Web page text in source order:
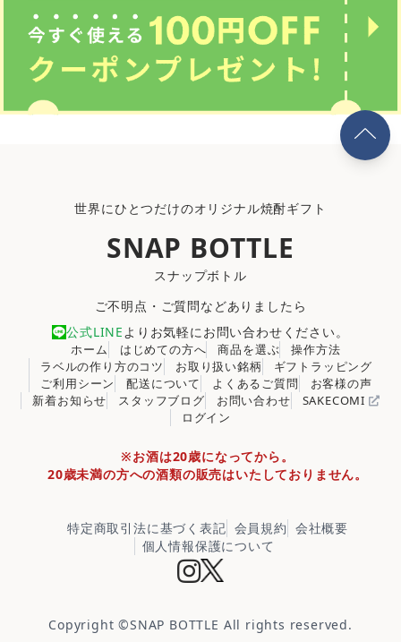
世界にひとつだけのオリジナル焼酎ギフト
SNAP BOTTLE
スナップボトル
ご不明点・ご質問などありましたら
公式LINEよりお気軽にお問い合わせください。
ホーム はじめての方へ 商品を選ぶ
操作方法
ラベルの作り方のコツ
お取り扱い銘柄
ギフトラッピング
ご利用シーン
配送について よくあるご質問
お客様の声
新着お知らせ
スタッフブログ お問い合わせ
SAKECOMI
ログイン
※お酒は20歳になってから。
20歳未満の方への酒類の販売はいたしておりません。
特定商取引法に基づく表記 会員規約 会社概要
個人情報保護について
Copyright ©SNAP BOTTLE All rights reserved.